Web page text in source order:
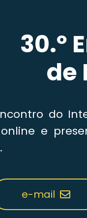
30.º
de
do
e
e-mail